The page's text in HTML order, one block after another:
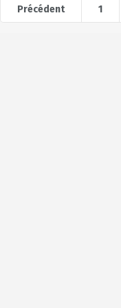
Précédent 1